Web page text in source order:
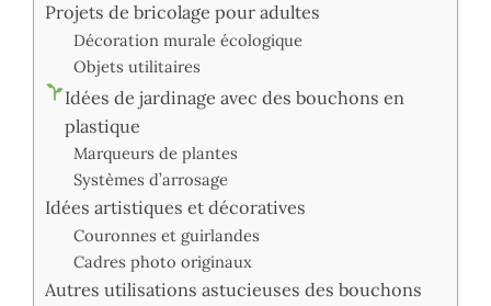
Projets de bricolage pour adultes
Décoration murale écologique
Objets utilitaires
Idées de jardinage avec des bouchons en
plastique
Marqueurs de plantes
Systèmes d’arrosage
Idées artistiques et décoratives
Couronnes et guirlandes
Cadres photo originaux
Autres utilisations astucieuses des bouchons